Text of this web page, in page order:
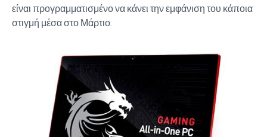
είναι προγραμματισμένο να κάνει την εμφάνιση του κάποια
στιγμή μέσα στο Μάρτιο.